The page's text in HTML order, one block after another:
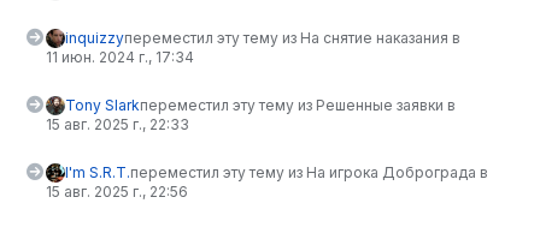
inquizzyпереместил эту тему из На снятие наказания в
11 июн. 2024 г., 17:34
Tony Slarkпереместил эту тему из Решенные заявки в
15 авг. 2025 г., 22:33
I'm S.R.T.переместил эту тему из На игрока Доброграда в
15 авг. 2025 г., 22:56